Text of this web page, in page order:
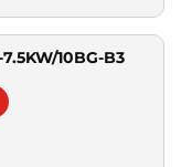
10BG-B3